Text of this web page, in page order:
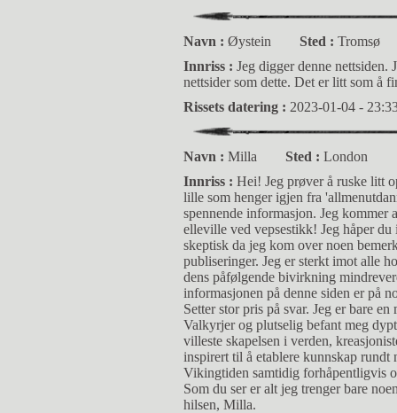
Navn : Øystein Sted : Tromsø
Innriss : Jeg digger denne nettsiden.
nettsider som dette. Det er litt som å
Rissets datering : 2023-01-04 -
Navn : Milla Sted : London
Innriss : Hei! Jeg prøver å ruske litt
lille som henger igjen fra
spennende informasjon. Jeg kommer
elleville ved vepsestikk! Jeg håper
skeptisk da jeg kom over noen
publiseringer. Jeg er sterkt imot alle
dens påfølgende bivirkning
informasjonen på denne siden er på
Setter stor pris på svar. Jeg er bare
Valkyrjer og plutselig befant meg
villeste skapelsen i verden,
inspirert til å etablere kunnskap
Vikingtiden samtidig forhåpentligvis
Som du ser er alt jeg trenger bare
hilsen, Milla.